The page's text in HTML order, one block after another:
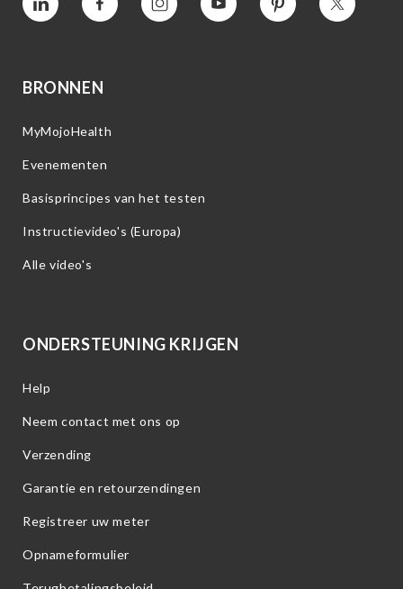
Vimeo Facebook InstagramYouTube Pinterest Twitter
BRONNEN
MyMojoHealth
Evenementen
Basisprincipes van het testen
Instructievideo's (Europa)
Alle video's
ONDERSTEUNING KRIJGEN
Help
Neem contact met ons op
Verzending
Garantie en retourzendingen
Registreer uw meter
Opnameformulier